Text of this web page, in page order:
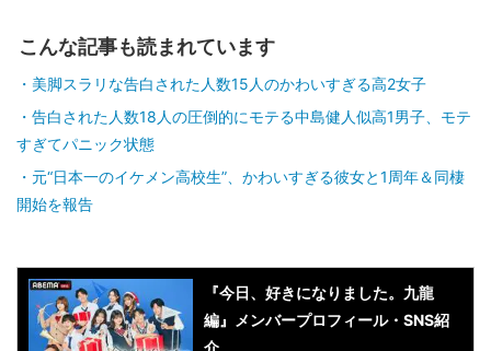
こんな記事も読まれています
美脚スラリな告白された人数15人のかわいすぎる高2女子
告白された人数18人の圧倒的にモテる中島健人似高1男子、モテ
すぎてパニック状態
元“日本一のイケメン高校生”、かわいすぎる彼女と1周年＆同棲
開始を報告
『今日、好きになりました。九龍
編』メンバープロフィール・SNS紹